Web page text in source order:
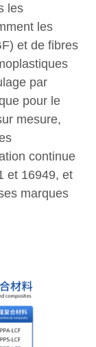
les
les
et de fibres
par
pour le
mesure,
continue
et 16949, et
marques